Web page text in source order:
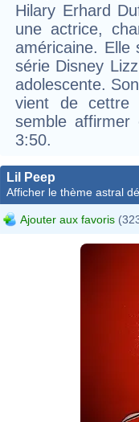
Hilary Erhard
une actrice,
américaine.
série Disney
adolescente.
vient de
semble affirmer
3:50.
Lil Peep
Afficher le thème astral
Ajouter aux favoris